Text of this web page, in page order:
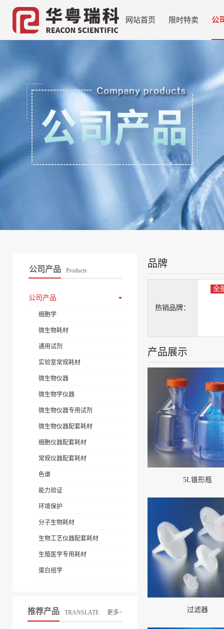
网站首页 限时特卖 公
公司产品 Products
公司产品
细胞学
微生物耗材
通用试剂
实验室常规耗材
微生物仪器
微生物学仪器
微生物仪器专用试剂
微生物仪器配套耗材
细胞仪器配套耗材
常规仪器配套耗材
色谱
能力验证
环境保护
分子生物耗材
生物工艺仪器配套耗材
生殖医学专用耗材
蛋白组学
推荐产品 TRANSLATE 更多>
品牌
热销品牌：
全
产品展示
5L锥形瓶
过滤器